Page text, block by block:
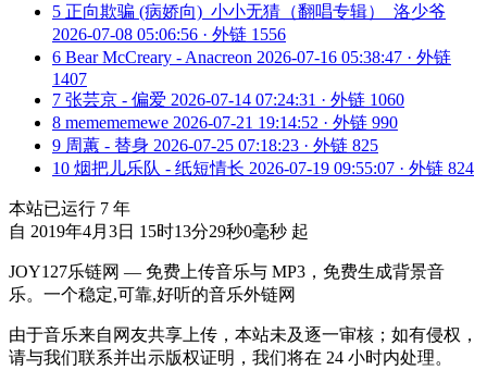
5 正向欺骗 (病娇向)_小小无猜（翻唱专辑）_洛少爷
2026-07-08 05:06:56 · 外链 1556
6 Bear McCreary - Anacreon 2026-07-16 05:38:47 · 外链
1407
7 张芸京 - 偏爱 2026-07-14 07:24:31 · 外链 1060
8 memememewe 2026-07-21 19:14:52 · 外链 990
9 周蕙 - 替身 2026-07-25 07:18:23 · 外链 825
10 烟把儿乐队 - 纸短情长 2026-07-19 09:55:07 · 外链 824
本站已运行 7 年
自 2019年4月3日 15时13分29秒0毫秒 起
JOY127乐链网 — 免费上传音乐与 MP3，免费生成背景音
乐。一个稳定,可靠,好听的音乐外链网
由于音乐来自网友共享上传，本站未及逐一审核；如有侵权，
请与我们联系并出示版权证明，我们将在 24 小时内处理。